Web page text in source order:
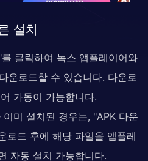
설치
클릭하여 녹스 앱플레이어와
운로드할 수 있습니다. 다운로
가동이 가능합니다.
미 설치된 경우는, "APK 다운
로드 후에 해당 파일을 앱플레
자동 설치 가능합니다.